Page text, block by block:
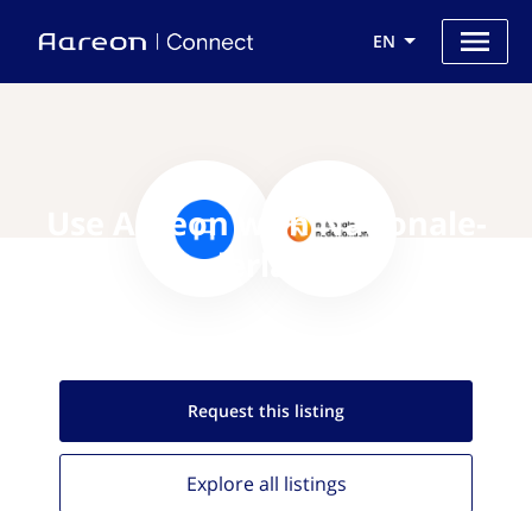
EN
Use Aareon with Nationale-
Nederlanden
Request this listing
Explore all listings